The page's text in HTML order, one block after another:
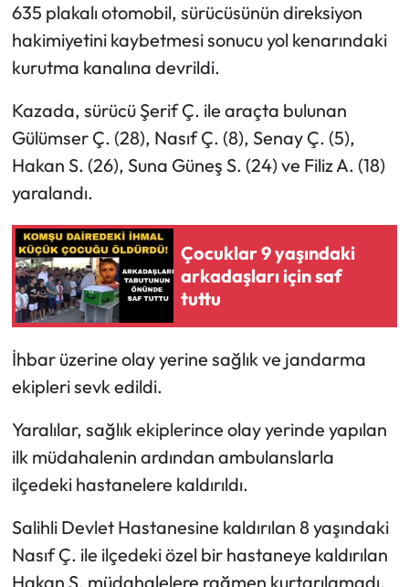
635 plakalı otomobil, sürücüsünün direksiyon
hakimiyetini kaybetmesi sonucu yol kenarındaki
kurutma kanalına devrildi.
Kazada, sürücü Şerif Ç. ile araçta bulunan
Gülümser Ç. (28), Nasıf Ç. (8), Senay Ç. (5),
Hakan S. (26), Suna Güneş S. (24) ve Filiz A. (18)
yaralandı.
Çocuklar 9 yaşındaki
arkadaşları için saf
tuttu
İhbar üzerine olay yerine sağlık ve jandarma
ekipleri sevk edildi.
Yaralılar, sağlık ekiplerince olay yerinde yapılan
ilk müdahalenin ardından ambulanslarla
ilçedeki hastanelere kaldırıldı.
Salihli Devlet Hastanesine kaldırılan 8 yaşındaki
Nasıf Ç. ile ilçedeki özel bir hastaneye kaldırılan
Hakan S, müdahalelere rağmen kurtarılamadı.